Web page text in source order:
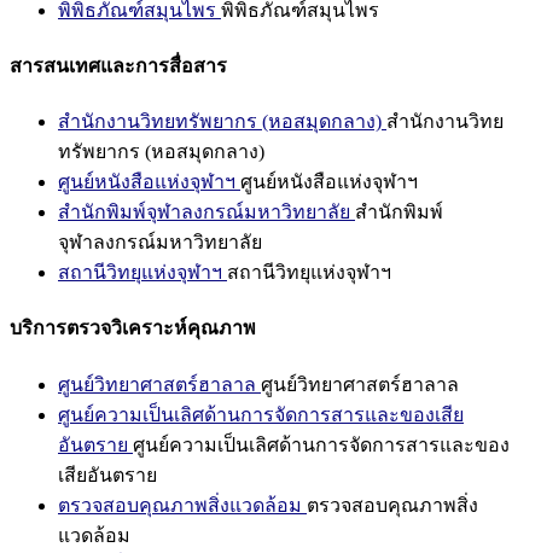
พิพิธภัณฑ์สมุนไพร พิพิธภัณฑ์สมุนไพร
สารสนเทศและการสื่อสาร
สำนักงานวิทยทรัพยากร (หอสมุดกลาง) สำนักงานวิทย
ทรัพยากร (หอสมุดกลาง)
ศูนย์หนังสือแห่งจุฬาฯ ศูนย์หนังสือแห่งจุฬาฯ
สำนักพิมพ์จุฬาลงกรณ์มหาวิทยาลัย สำนักพิมพ์
จุฬาลงกรณ์มหาวิทยาลัย
สถานีวิทยุแห่งจุฬาฯ สถานีวิทยุแห่งจุฬาฯ
บริการตรวจวิเคราะห์คุณภาพ
ศูนย์วิทยาศาสตร์ฮาลาล ศูนย์วิทยาศาสตร์ฮาลาล
ศูนย์ความเป็นเลิศด้านการจัดการสารและของเสีย
อันตราย ศูนย์ความเป็นเลิศด้านการจัดการสารและของ
เสียอันตราย
ตรวจสอบคุณภาพสิ่งแวดล้อม ตรวจสอบคุณภาพสิ่ง
แวดล้อม